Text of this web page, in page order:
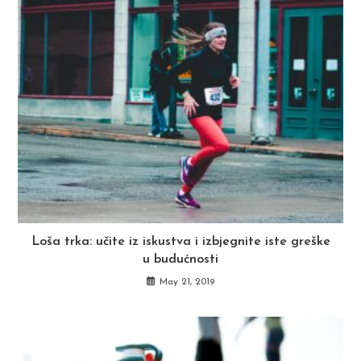
Loša trka: učite iz iskustva i izbjegnite iste greške
u budućnosti
May 21, 2019